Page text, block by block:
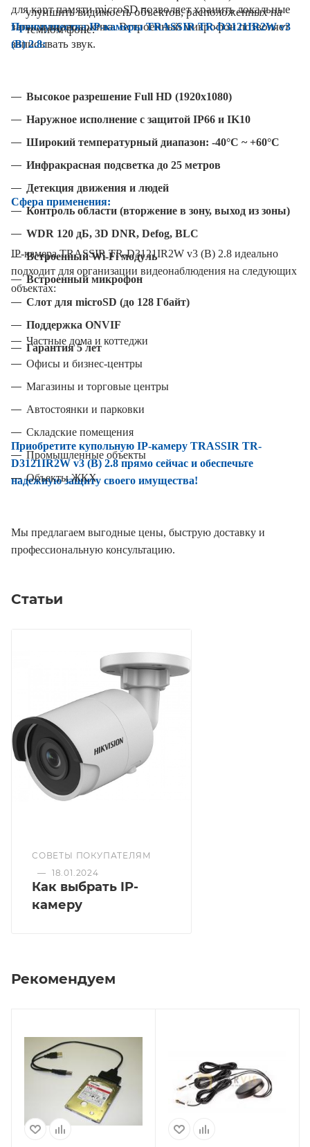
улучшить видимость объектов, расположенных на
темном фоне.
для карт памяти microSD позволяет хранить локальные
записи видеоархива. Встроенный микрофон позволяет
записывать звук.
Преимущества IP-камеры TRASSIR TR-D3121IR2W v3
(B) 2.8:
Высокое разрешение Full HD (1920x1080)
Наружное исполнение с защитой IP66 и IK10
Широкий температурный диапазон: -40°C ~ +60°C
Инфракрасная подсветка до 25 метров
Детекция движения и людей
Контроль области (вторжение в зону, выход из зоны)
WDR 120 дБ, 3D DNR, Defog, BLC
Встроенный Wi-Fi модуль
Встроенный микрофон
Слот для microSD (до 128 Гбайт)
Поддержка ONVIF
Гарантия 5 лет
Сфера применения:
IP-камера TRASSIR TR-D3121IR2W v3 (B) 2.8 идеально
подходит для организации видеонаблюдения на следующих
объектах:
Частные дома и коттеджи
Офисы и бизнес-центры
Магазины и торговые центры
Автостоянки и парковки
Складские помещения
Промышленные объекты
Объекты ЖКХ
Приобретите купольную IP-камеру TRASSIR TR-
D3121IR2W v3 (B) 2.8 прямо сейчас и обеспечьте
надежную защиту своего имущества!
Мы предлагаем выгодные цены, быструю доставку и
профессиональную консультацию.
Статьи
СОВЕТЫ ПОКУПАТЕЛЯМ
— 18.01.2024
Как выбрать IP-
камеру
Рекомендуем